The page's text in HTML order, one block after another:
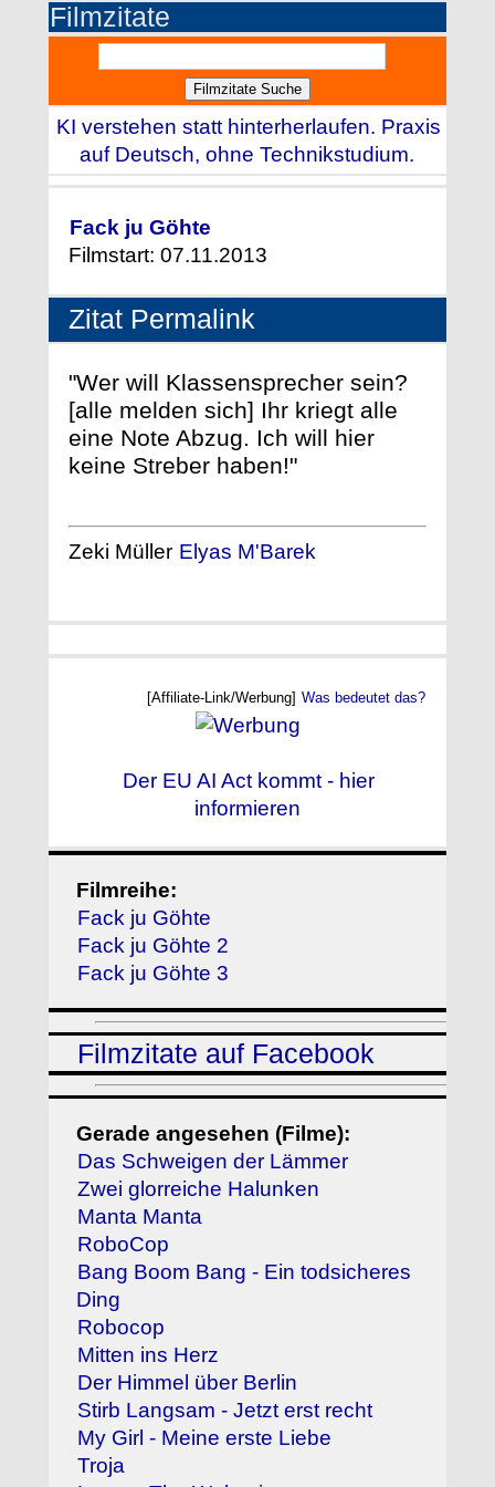
Filmzitate
KI verstehen statt hinterherlaufen. Praxis
auf Deutsch, ohne Technikstudium.
Fack ju Göhte
Filmstart: 07.11.2013
Zitat Permalink
"Wer will Klassensprecher sein?
[alle melden sich] Ihr kriegt alle
eine Note Abzug. Ich will hier
keine Streber haben!"
Zeki Müller Elyas M'Barek
[Affiliate-Link/Werbung] Was bedeutet das?
Der EU AI Act kommt - hier
informieren
Filmreihe:
Fack ju Göhte
Fack ju Göhte 2
Fack ju Göhte 3
Filmzitate auf Facebook
Gerade angesehen (Filme):
Das Schweigen der Lämmer
Zwei glorreiche Halunken
Manta Manta
RoboCop
Bang Boom Bang - Ein todsicheres
Ding
Robocop
Mitten ins Herz
Der Himmel über Berlin
Stirb Langsam - Jetzt erst recht
My Girl - Meine erste Liebe
Troja